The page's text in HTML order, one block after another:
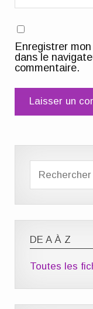
Enregistrer
dans le
commentaire.
DE A À Z
Toutes les